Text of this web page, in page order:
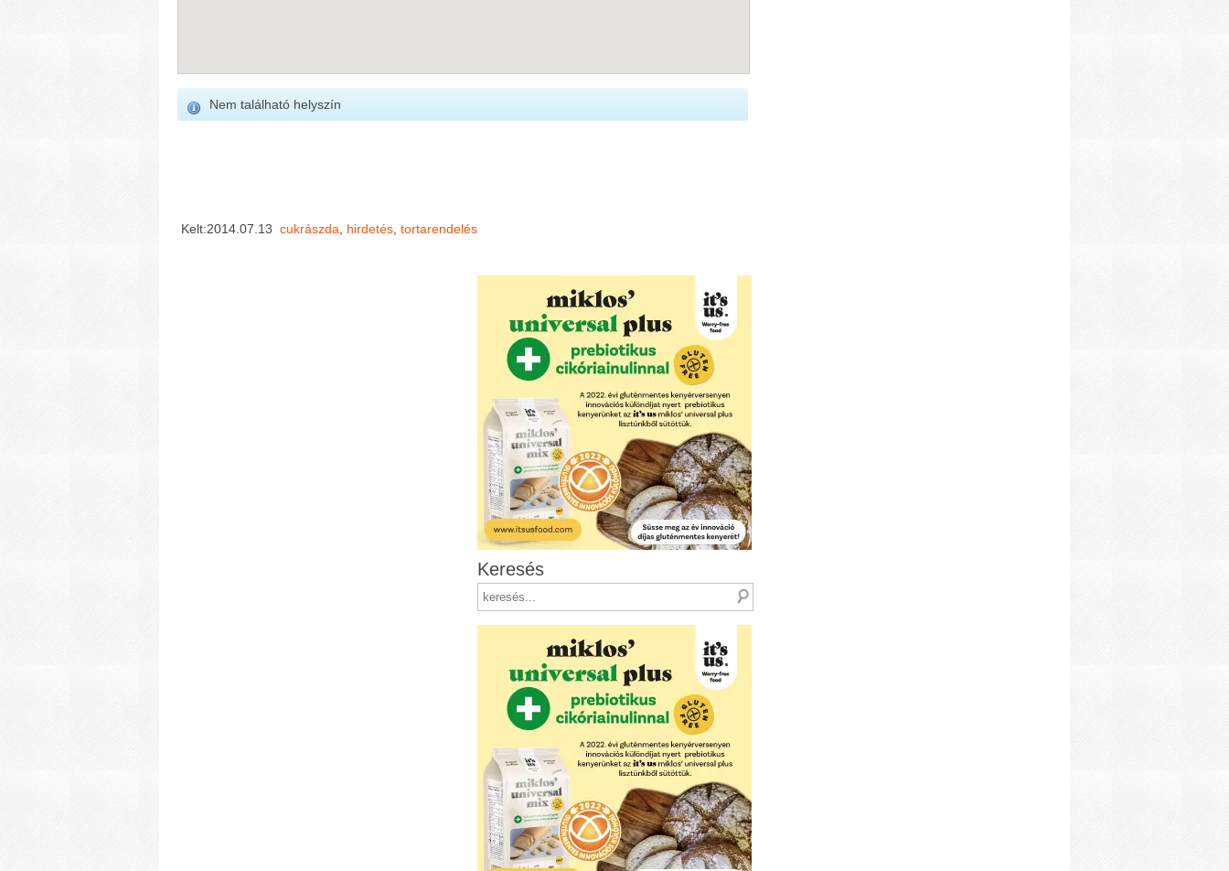
Nem található helyszín
Kelt:2014.07.13 cukrászda hirdetés tortarendelés
Keresés